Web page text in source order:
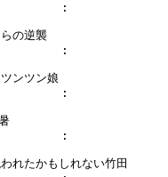
:
の逆襲
:
ンツン娘
:
:
たかもしれない竹田